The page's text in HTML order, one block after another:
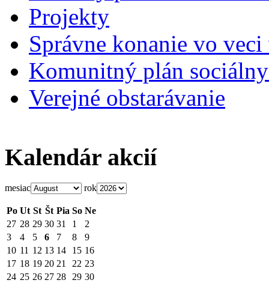
Projekty
Správne konanie vo
Komunitný plán
Verejné obstarávanie
Kalendár akcií
mesiac rok
Po Ut St Št Pia So Ne
27 28 29 30 31 1
2
3
4 5 6 7 8
9
10 11 12 13 14 15 16
17 18 19 20 21 22 23
24 25 26 27 28 29 30